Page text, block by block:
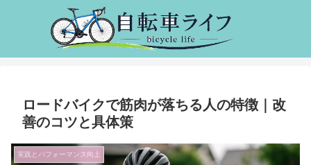
ロードバイクで筋肉が落ちる人の特徴｜改
善のコツと具体策
実践とパフォーマンス向上